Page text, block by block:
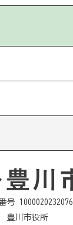
号 1000020232076
豊川市役所